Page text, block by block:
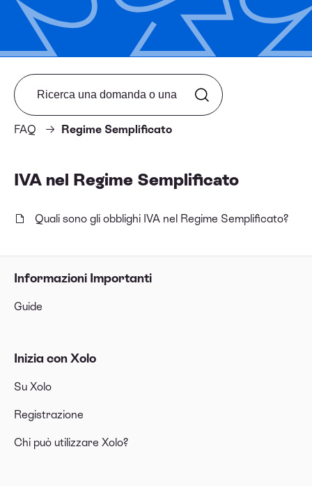
Informazioni Importanti
Guide
Inizia con Xolo
Su Xolo
Registrazione
Chi può utilizzare Xolo?
FAQ Regime Semplificato
Search from FAQ
IVA nel Regime Semplificato
Quali sono gli obblighi IVA nel Regime Semplificato?